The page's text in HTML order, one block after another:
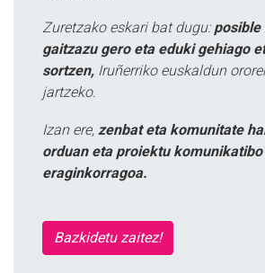
Zuretzako eskari bat dugu: posible
gaitzazu gero eta eduki gehiago
sortzen, Iruñerriko euskaldun
jartzeko.
Izan ere, zenbat eta komunitate
orduan eta proiektu komunikatibo
eraginkorragoa.
Bazkidetu zaitez!